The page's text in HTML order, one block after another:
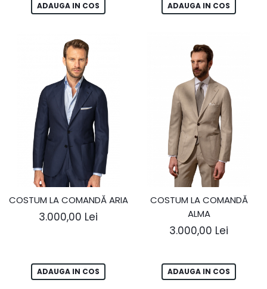
ADAUGA IN COS ADAUGA IN COS
COSTUM LA COMANDĂ ARIA
3.000,00 Lei
ADAUGA IN COS
COSTUM LA COMANDĂ
ALMA
3.000,00 Lei
ADAUGA IN COS